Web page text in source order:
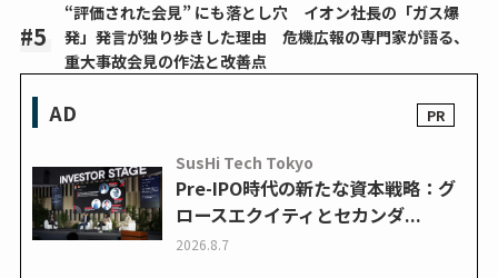
“評価された会見” にも落とし穴 イオン社長の「ガス爆
発」発言が独り歩きした理由 危機広報の専門家が語る、
重大事故会見の作法と改善点
AD
SusHi Tech Tokyo
Pre-IPO時代の新たな資本戦略：グ
ロースエクイティとセカンダ...
2026.8.7